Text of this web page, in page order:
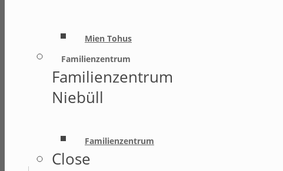
Mien Tohus
Familienzentrum
Familienzentrum
Niebüll
Familienzentrum
Close